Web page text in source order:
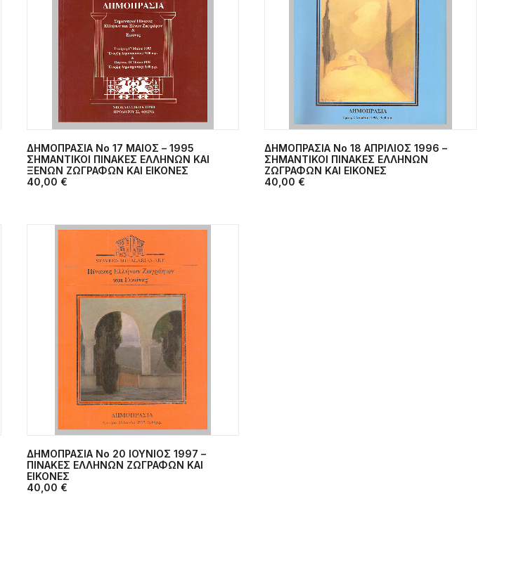
ΠΡΟΣΘΉΚΗ ΣΤΟ ΚΑΛΆΘΙ
ΔΗΜΟΠΡΑΣΙΑ Νο 17 MAIOΣ – 1995
ΣΗΜΑΝΤΙΚΟΙ ΠΙΝΑΚΕΣ ΕΛΛΗΝΩΝ ΚΑΙ
ΞΕΝΩΝ ΖΩΓΡΑΦΩΝ ΚΑΙ ΕΙΚΟΝΕΣ
40,00 €
ΠΡΟΣΘΉΚΗ ΣΤΟ ΚΑΛΆΘΙ
ΔΗΜΟΠΡΑΣΙΑ Νο 18 ΑΠΡΙΛΙΟΣ 1996 –
ΣΗΜΑΝΤΙΚΟΙ ΠΙΝΑΚΕΣ ΕΛΛΗΝΩΝ
ΖΩΓΡΑΦΩΝ ΚΑΙ ΕΙΚΟΝΕΣ
40,00 €
ΠΡΟΣΘΉΚΗ ΣΤΟ ΚΑΛΆΘΙ
ΔΗΜΟΠΡΑΣΙΑ Νο 20 ΙΟΥΝΙΟΣ 1997 –
ΠΙΝΑΚΕΣ ΕΛΛΗΝΩΝ ΖΩΓΡΑΦΩΝ ΚΑΙ
ΕΙΚΟΝΕΣ
40,00 €